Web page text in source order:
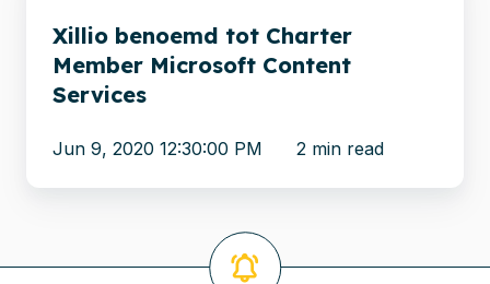
Charter
Member
Content
Services
Xillio benoemd tot Charter
Member Microsoft Content
Services
Jun 9, 2020 12:30:00 PM 2 min read